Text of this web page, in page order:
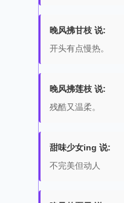
晚风拂甘枝 说:
开头有点慢热。
晚风拂莲枝 说:
残酷又温柔。
甜味少女ing 说:
不完美但动人